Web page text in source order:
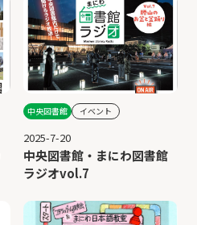
中央図書館 イベント
2025-7-20
中央図書館・まにわ図書館
ラジオvol.7